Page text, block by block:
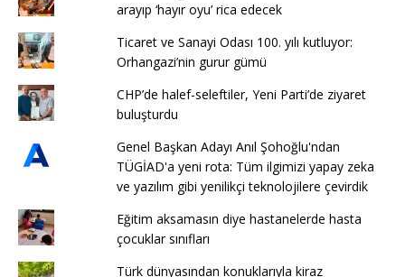
arayıp ‘hayır oyu’ rica edecek
Ticaret ve Sanayi Odası 100. yılı kutluyor:
Orhangazi’nin gurur gümü
CHP’de halef-seleftiler, Yeni Parti’de ziyaret
buluşturdu
Genel Başkan Adayı Anıl Şohoğlu'ndan
TÜGİAD'a yeni rota: Tüm ilgimizi yapay zeka
ve yazılım gibi yenilikçi teknolojilere çevirdik
Eğitim aksamasın diye hastanelerde hasta
çocuklar sınıfları
Türk dünyasından konuklarıyla kiraz